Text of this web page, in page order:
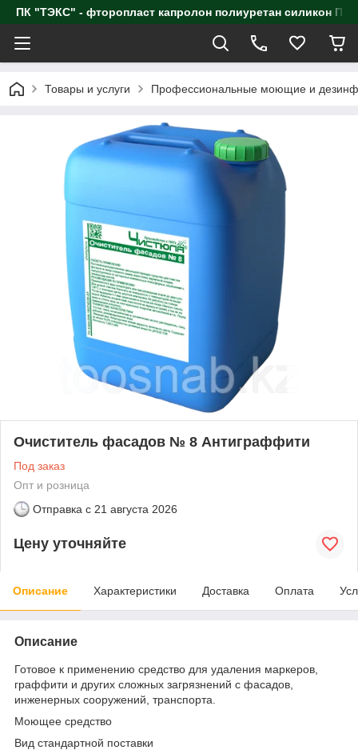
ПК "ТЭКС" - фторопласт капролон полиуретан
Товары и услуги Профессиональные моющие и
Очиститель фасадов № 8 Антиграффити
Под заказ
Опт и розница
Отправка с 21 августа 2026
Цену уточняйте
Описание Характеристики Доставка Оплата
Описание
Готовое к применению средство для удаления маркеров,
граффити и других сложных загрязнений с фасадов,
инженерных сооружений, транспорта.
Моющее средство
Вид стандартной поставки